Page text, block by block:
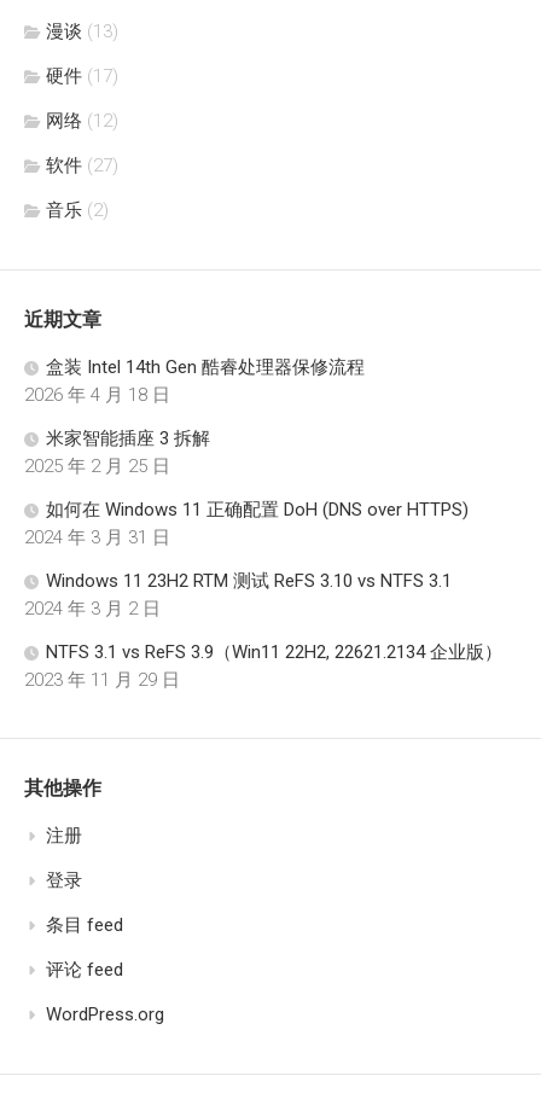
漫谈 (13)
硬件 (17)
网络 (12)
软件 (27)
音乐 (2)
近期文章
盒装 Intel 14th Gen 酷睿处理器保修流程
2026 年 4 月 18 日
米家智能插座 3 拆解
2025 年 2 月 25 日
如何在 Windows 11 正确配置 DoH (DNS over HTTPS)
2024 年 3 月 31 日
Windows 11 23H2 RTM 测试 ReFS 3.10 vs NTFS 3.1
2024 年 3 月 2 日
NTFS 3.1 vs ReFS 3.9（Win11 22H2, 22621.2134 企业版）
2023 年 11 月 29 日
其他操作
注册
登录
条目 feed
评论 feed
WordPress.org